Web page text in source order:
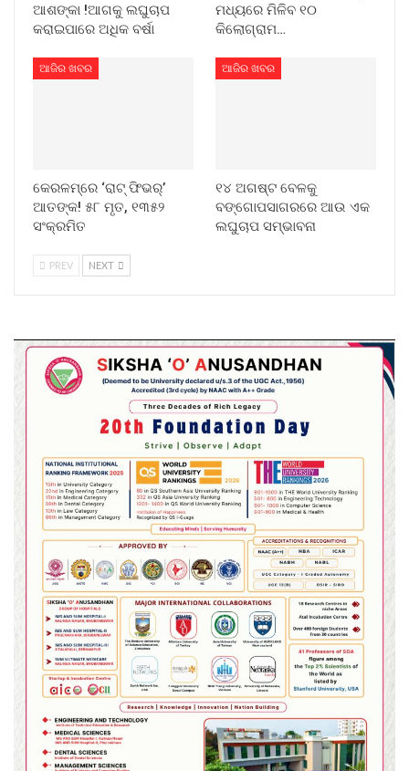
ଆଶଙ୍କା !ଆଗକୁ ଲଘୁଚାପ
କରାଇପାରେ ଅଧିକ ବର୍ଷା
ମଧ୍ୟରେ ମିଳିବ ୧୦
କିଲୋଗ୍ରାମ…
ଆଜିର ଖବର
କେରଳମ୍‌ରେ ‘ରାଟ୍ ଫିଭର୍’
ଆତଙ୍କ! ୫୮ ମୃତ, ୧୩୫୨
ସଂକ୍ରମିତ
ଆଜିର ଖବର
୧୪ ଅଗଷ୍ଟ ବେଳକୁ
ବଙ୍ଗୋପସାଗରରେ ଆଉ ଏକ
ଲଘୁଚାପ ସମ୍ଭାବନା
PREV NEXT